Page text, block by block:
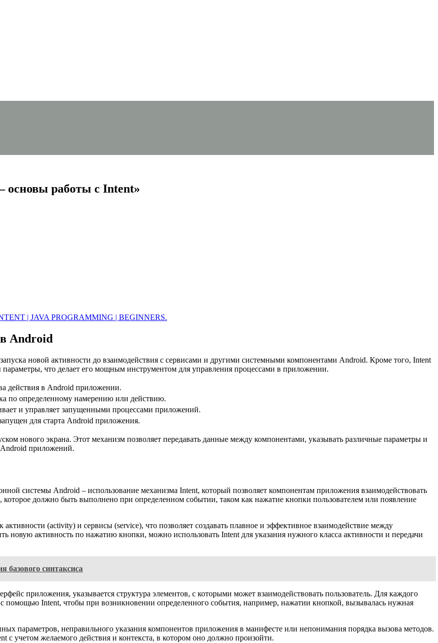
основы работы с Intent»
| JAVA PROGRAMMING | BEGINNERS.
Android
новой активности до взаимодействия с сервисами и другими системными компонентами Android. Кроме того, Intent
параметры, что делает его мощным инструментом для управления процессами в приложении.
действия в Android приложении.
по определенному намерению или действию.
и управляет запущенными процессами приложений.
для старта Android приложения.
нового экрана. Этот механизм позволяет передавать данные между компонентами, указывать различные параметры и
Android приложений.
системы Android – использование механизма Intent, который позволяет компонентам приложения взаимодействовать
должно быть выполнено при определенном событии, таком как нажатие кнопки пользователем или появление
(activity) и сервисы (service), что позволяет создавать плавное и эффективное взаимодействие между
активность по нажатию кнопки, можно использовать Intent для указания нужного класса активности и передачи
базового синтаксиса
приложения, указывается структура элементов, с которыми может взаимодействовать пользователь. Для каждого
помощью Intent, чтобы при возникновении определенного события, например, нажатии кнопкой, вызывалась нужная
параметров, неправильного указания компонентов приложения в манифесте или непонимания порядка вызова методов.
с учетом желаемого действия и контекста, в котором оно должно произойти.